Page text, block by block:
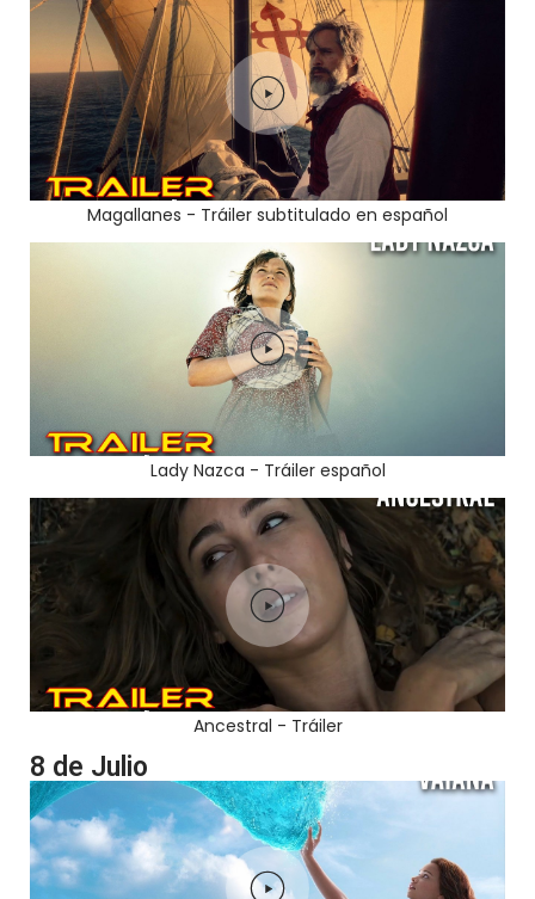
Magallanes - Tráiler subtitulado en español
Lady Nazca - Tráiler español
Ancestral - Tráiler
8 de Julio